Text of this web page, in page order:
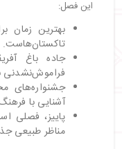
این فصل:
بهترین زمان
تاکستان‌هاست.
جاده باغ
فراموش‌نشدنی
جشنواره‌های
آشنایی با
پاییز، فصلی
مناظر طبیعی